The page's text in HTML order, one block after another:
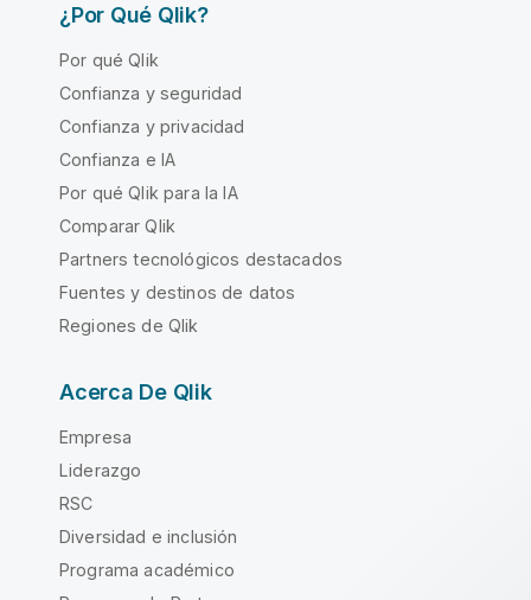
¿Por Qué Qlik?
Por qué Qlik
Confianza y seguridad
Confianza y privacidad
Confianza e IA
Por qué Qlik para la IA
Comparar Qlik
Partners tecnológicos destacados
Fuentes y destinos de datos
Regiones de Qlik
Acerca De Qlik
Empresa
Liderazgo
RSC
Diversidad e inclusión
Programa académico